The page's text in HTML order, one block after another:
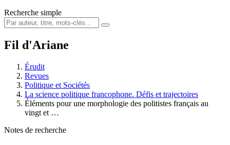
Recherche simple
Fil d'Ariane
Érudit
Revues
Politique et Sociétés
La science politique francophone. Défis et trajectoires
Éléments pour une morphologie des politistes français au
vingt et …
Notes de recherche